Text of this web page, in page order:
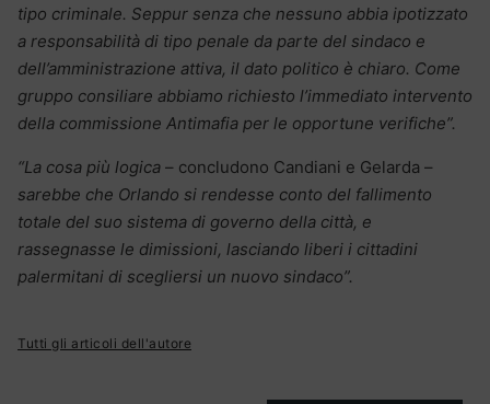
tipo criminale. Seppur senza che nessuno abbia ipotizzato
a responsabilità di tipo penale da parte del sindaco e
dell’amministrazione attiva, il dato politico è chiaro. Come
gruppo consiliare abbiamo richiesto l’immediato intervento
della commissione Antimafia per le opportune verifiche”.
“La cosa più logica – concludono Candiani e Gelarda –
sarebbe che Orlando si rendesse conto del fallimento
totale del suo sistema di governo della città, e
rassegnasse le dimissioni, lasciando liberi i cittadini
palermitani di scegliersi un nuovo sindaco”.
Tutti gli articoli dell'autore